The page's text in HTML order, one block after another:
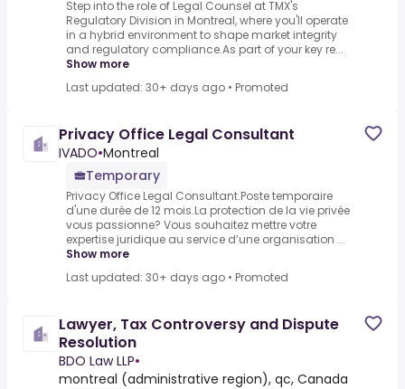
Step into the role of Legal Counsel at TMX's
Regulatory Division in Montreal, where you'll operate
in a hybrid environment to shape market integrity
and regulatory compliance.As part of your key re...
Show more
Last updated: 30+ days ago • Promoted
Privacy Office Legal Consultant
IVADO•Montreal
Temporary
Privacy Office Legal Consultant.Poste temporaire
d'une durée de 12 mois.La protection de la vie privée
vous passionne? Vous souhaitez mettre votre
expertise juridique au service d’une organisation ...
Show more
Last updated: 30+ days ago • Promoted
Lawyer, Tax Controversy and Dispute
Resolution
BDO Law LLP•
montreal (administrative region), qc, Canada